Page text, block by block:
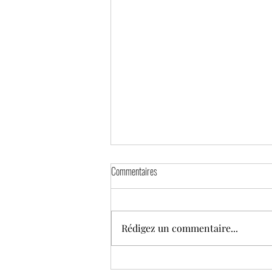
Un an plus tard, les Blackhawks
Commentaires
Rédigez un commentaire...